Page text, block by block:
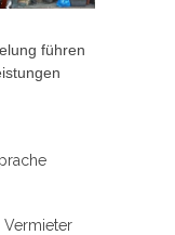
führen
Vermieter